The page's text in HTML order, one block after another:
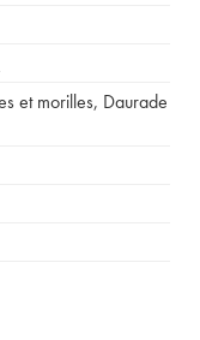
et morilles, Daurade